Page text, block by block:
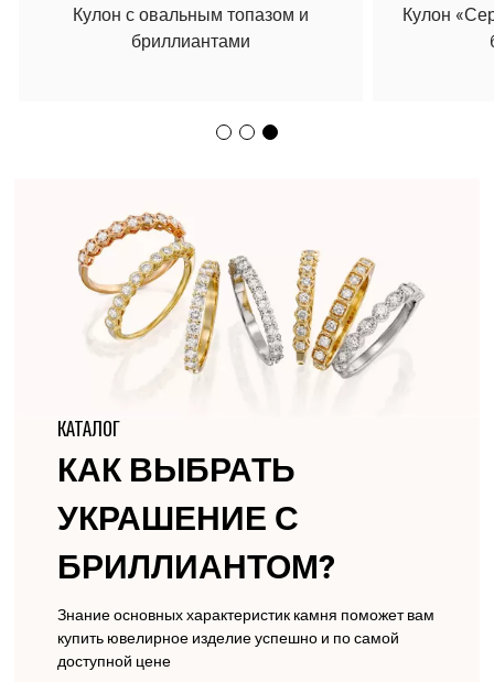
КАТАЛОГ
КАК ВЫБРАТЬ
УКРАШЕНИЕ С
БРИЛЛИАНТОМ?
Знание основных характеристик камня поможет вам
купить ювелирное изделие успешно и по самой
доступной цене
Кулон
Кулон с овальным топазом и
бриллиантами